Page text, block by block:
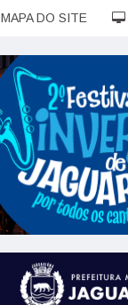
MAPA DO SITE